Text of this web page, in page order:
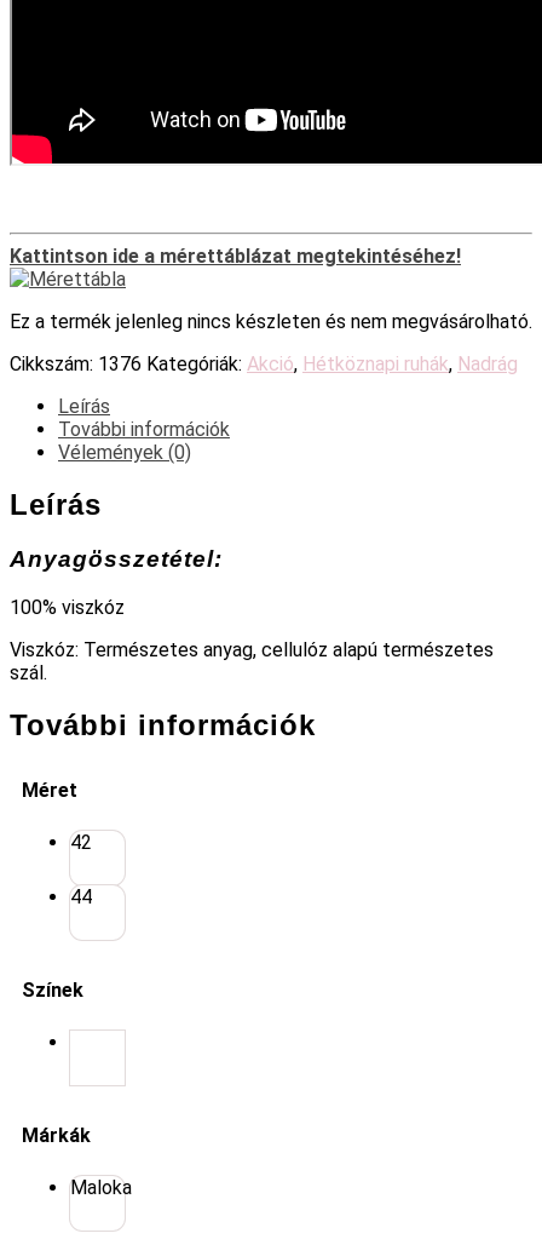
Kattintson ide a mérettáblázat megtekintéséhez!
Ez a termék jelenleg nincs készleten és nem megvásárolható.
Cikkszám: 1376 Kategóriák: Akció, Hétköznapi ruhák, Nadrág
Leírás
További információk
Vélemények (0)
Leírás
Anyagösszetétel:
100% viszkóz
Viszkóz: Természetes anyag, cellulóz alapú természetes
szál.
További információk
Méret
42
44
Színek
Márkák
Maloka